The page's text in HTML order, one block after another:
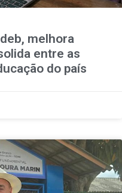
melhora
entre as
do país